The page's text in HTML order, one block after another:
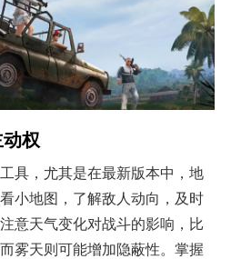
权
具，尤其是在最新版本中，地
小地图，了解敌人动向，及时
意天气变化对战斗的影响，比
雾天则可能增加隐蔽性。掌握